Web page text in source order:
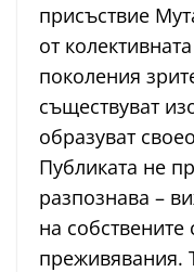
присъствие
от
поколения
съществуват
образуват
Публиката не
разпознава –
на
преживявания.